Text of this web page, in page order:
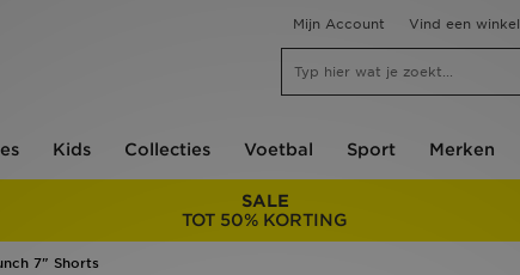
Mijn Account Vind een winkel
Kids Collecties Voetbal Sport Merken
SALE
TOT 50% KORTING
7" Shorts